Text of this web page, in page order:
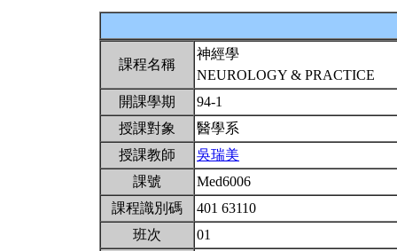
課程名稱
神經學
NEUROLOGY & PRACTICE
開課學期
94-1
授課對象
醫學系
授課教師
吳瑞美
課號
Med6006
課程識別碼
401 63110
班次
01